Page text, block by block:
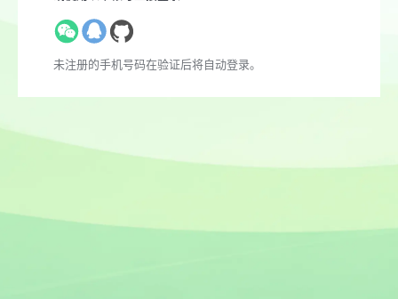
未注册的手机号码在验证后将自动登录。